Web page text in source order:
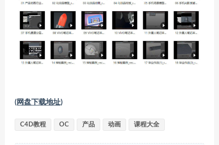
(网盘下载地址)
C4D教程 OC 产品 动画 课程大全